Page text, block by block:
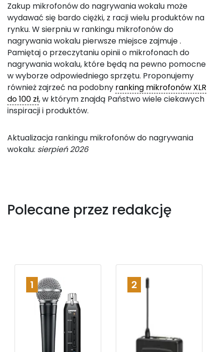
Zakup mikrofonów do nagrywania wokalu może
wydawać się bardo ciężki, z racji wielu produktów na
rynku. W sierpniu w rankingu mikrofonów do
nagrywania wokalu pierwsze miejsce zajmuje.
Pamiętaj o przeczytaniu opinii o mikrofonach do
nagrywania wokalu, które będą na pewno pomocne
w wyborze odpowiedniego sprzętu. Proponujemy
również zajrzeć na podobny ranking mikrofonów XLR
do 100 zł, w którym znajdą Państwo wiele ciekawych
inspiracji i produktów.
Aktualizacja rankingu mikrofonów do nagrywania
wokalu: sierpień 2026
Polecane przez redakcję
1 2